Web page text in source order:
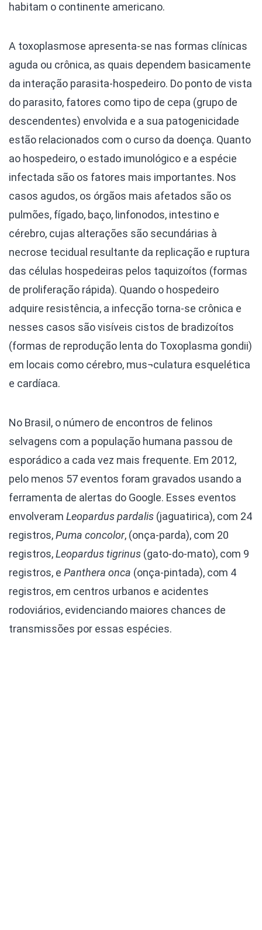
habitam o continente americano.
A toxoplasmose apresenta-se nas formas clínicas
aguda ou crônica, as quais dependem basicamente
da interação parasita-hospedeiro. Do ponto de vista
do parasito, fatores como tipo de cepa (grupo de
descendentes) envolvida e a sua patogenicidade
estão relacionados com o curso da doença. Quanto
ao hospedeiro, o estado imunológico e a espécie
infectada são os fatores mais importantes. Nos
casos agudos, os órgãos mais afetados são os
pulmões, fígado, baço, linfonodos, intestino e
cérebro, cujas alterações são secundárias à
necrose tecidual resultante da replicação e ruptura
das células hospedeiras pelos taquizoítos (formas
de proliferação rápida). Quando o hospedeiro
adquire resistência, a infecção torna-se crônica e
nesses casos são visíveis cistos de bradizoítos
(formas de reprodução lenta do Toxoplasma gondii)
em locais como cérebro, mus¬culatura esquelética
e cardíaca.
No Brasil, o número de encontros de felinos
selvagens com a população humana passou de
esporádico a cada vez mais frequente. Em 2012,
pelo menos 57 eventos foram gravados usando a
ferramenta de alertas do Google. Esses eventos
envolveram Leopardus pardalis (jaguatirica), com 24
registros,Puma concolor, (onça-parda), com 20
registros,Leopardus tigrinus (gato-do-mato), com 9
registros, e Panthera onca (onça-pintada), com 4
registros, em centros urbanos e acidentes
rodoviários, evidenciando maiores chances de
transmissões por essas espécies.